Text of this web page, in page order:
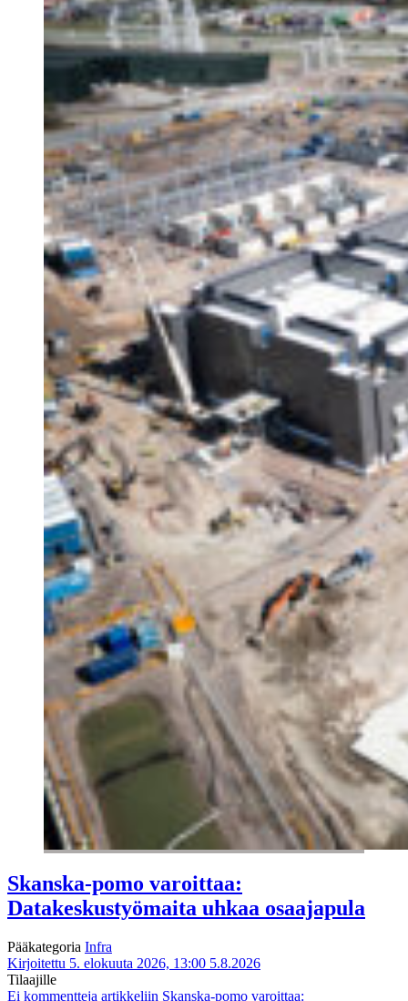
Skanska-pomo varoittaa:
Datakeskustyömaita uhkaa osaajapula
Pääkategoria Infra
Kirjoitettu 5. elokuuta 2026, 13:00 5.8.2026
Tilaajille
Ei kommentteja artikkeliin Skanska-pomo varoittaa: